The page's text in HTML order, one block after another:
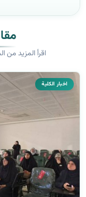
اقرأ المزيد من
اخبار الكلية